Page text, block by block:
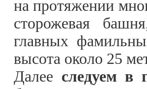
на протяжении
сторожевая
главных
высота около 25
Далее следуем в